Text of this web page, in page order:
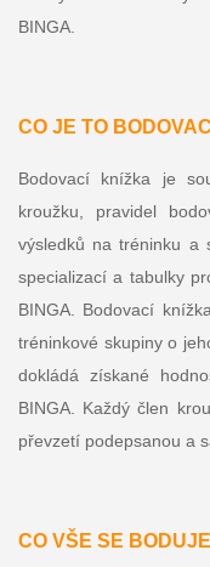
BINGA.
CO JE TO
Bodovací knížka je
kroužku, pravidel
výsledků na tréninku a
specializací a tabulky
BINGA. Bodovací
tréninkové skupiny o
dokládá získané
BINGA. Každý člen
převzetí podepsanou a
CO VŠE SE